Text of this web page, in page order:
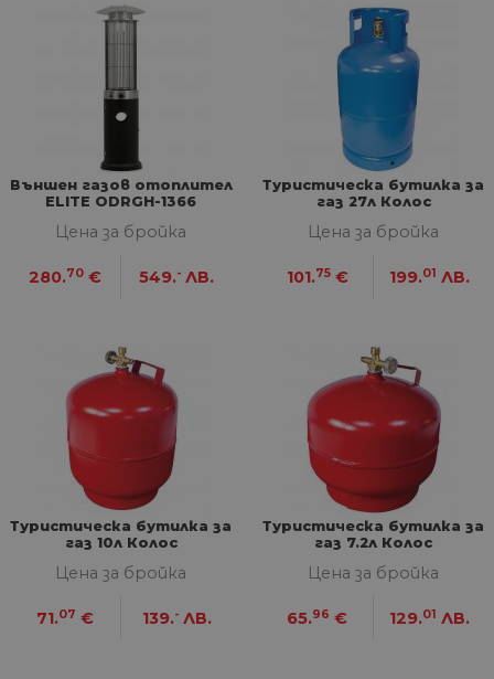
Външен газов отоплител
ELITE ODRGH-1366
Цена за бройка
280.70 € 549.- ЛВ.
Туристическа бутилка за
газ 27л Колос
Цена за бройка
101.75 € 199.01 ЛВ.
Туристическа бутилка за
газ 10л Колос
Цена за бройка
71.07 € 139.- ЛВ.
Туристическа бутилка за
газ 7.2л Колос
Цена за бройка
65.96 € 129.01 ЛВ.